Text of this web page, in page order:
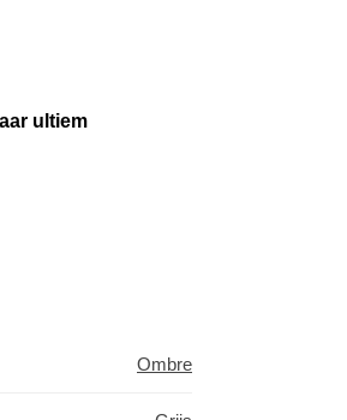
ultiem
Ombre